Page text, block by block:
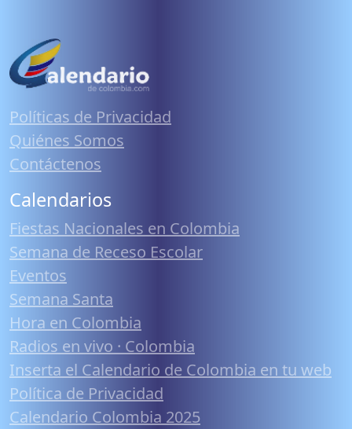
Políticas de Privacidad
Quiénes Somos
Contáctenos
Calendarios
Fiestas Nacionales en Colombia
Semana de Receso Escolar
Eventos
Semana Santa
Hora en Colombia
Radios en vivo · Colombia
Inserta el Calendario de Colombia en tu web
Política de Privacidad
Calendario Colombia 2025